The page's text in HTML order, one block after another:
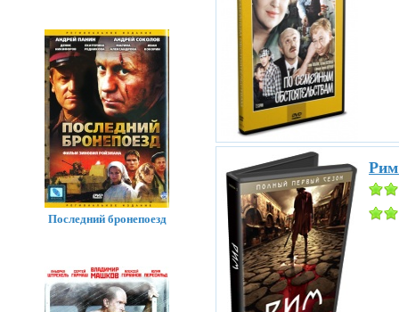
Рим
Последний бронепоезд